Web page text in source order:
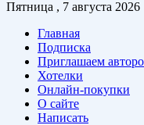
Пятница , 7 августа 2026
Главная
Подписка
Приглашаем
Хотелки
Онлайн-покупки
О сайте
Написать